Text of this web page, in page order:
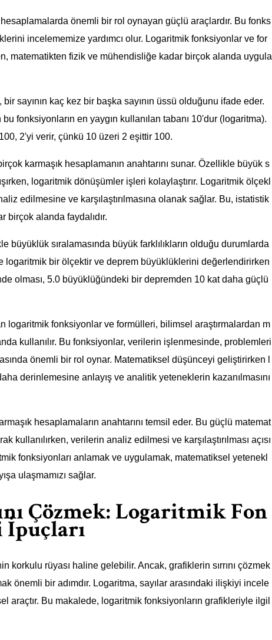
önemli bir rol oynayan güçlü araçlardır. Bu fonks
incelememize yardımcı olur. Logaritmik fonksiyonlar ve for
matematikten fizik ve mühendisliğe kadar birçok alanda uygula
bir sayının kaç kez bir başka sayının üssü olduğunu ifade eder.
fonksiyonların en yaygın kullanılan tabanı 10'dur (logaritma).
2'yi verir, çünkü 10 üzeri 2 eşittir 100.
karmaşık hesaplamanın anahtarını sunar. Özellikle büyük s
logaritmik dönüşümler işleri kolaylaştırır. Logaritmik ölçekl
edilmesine ve karşılaştırılmasına olanak sağlar. Bu, istatistik
birçok alanda faydalıdır.
büyüklük sıralamasında büyük farklılıkların olduğu durumlarda
logaritmik bir ölçektir ve deprem büyüklüklerini değerlendirirken
olması, 5.0 büyüklüğündeki bir depremden 10 kat daha güçlü
logaritmik fonksiyonlar ve formülleri, bilimsel araştırmalardan m
kullanılır. Bu fonksiyonlar, verilerin işlenmesinde, problemleri
önemli bir rol oynar. Matematiksel düşünceyi geliştirirken l
derinlemesine anlayış ve analitik yeteneklerin kazanılmasını
hesaplamaların anahtarını temsil eder. Bu güçlü matemat
kullanılırken, verilerin analiz edilmesi ve karşılaştırılması açısı
fonksiyonları anlamak ve uygulamak, matematiksel yetenekl
ulaşmamızı sağlar.
Çözmek: Logaritmik Fon
korkulu rüyası haline gelebilir. Ancak, grafiklerin sırrını çözmek
önemli bir adımdır. Logaritma, sayılar arasındaki ilişkiyi incele
araçtır. Bu makalede, logaritmik fonksiyonların grafikleriyle ilgil